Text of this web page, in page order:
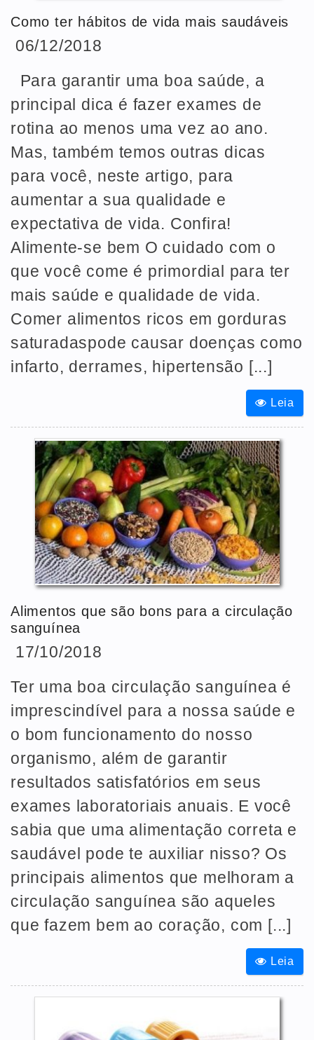
Como ter hábitos de vida mais saudáveis
06/12/2018
Para garantir uma boa saúde, a
principal dica é fazer exames de
rotina ao menos uma vez ao ano.
Mas, também temos outras dicas
para você, neste artigo, para
aumentar a sua qualidade e
expectativa de vida. Confira!
Alimente-se bem O cuidado com o
que você come é primordial para ter
mais saúde e qualidade de vida.
Comer alimentos ricos em gorduras
saturadaspode causar doenças como
infarto, derrames, hipertensão [...]
Leia
Alimentos que são bons para a circulação
sanguínea
17/10/2018
Ter uma boa circulação sanguínea é
imprescindível para a nossa saúde e
o bom funcionamento do nosso
organismo, além de garantir
resultados satisfatórios em seus
exames laboratoriais anuais. E você
sabia que uma alimentação correta e
saudável pode te auxiliar nisso? Os
principais alimentos que melhoram a
circulação sanguínea são aqueles
que fazem bem ao coração, com [...]
Leia